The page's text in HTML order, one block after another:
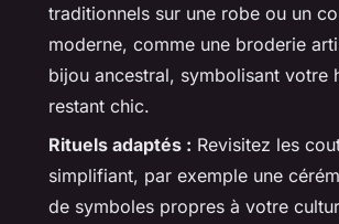
traditionnels sur une robe ou un
moderne, comme une broderie
bijou ancestral, symbolisant votre
restant chic.
Rituels adaptés : Revisitez les
simplifiant, par exemple une
de symboles propres à votre